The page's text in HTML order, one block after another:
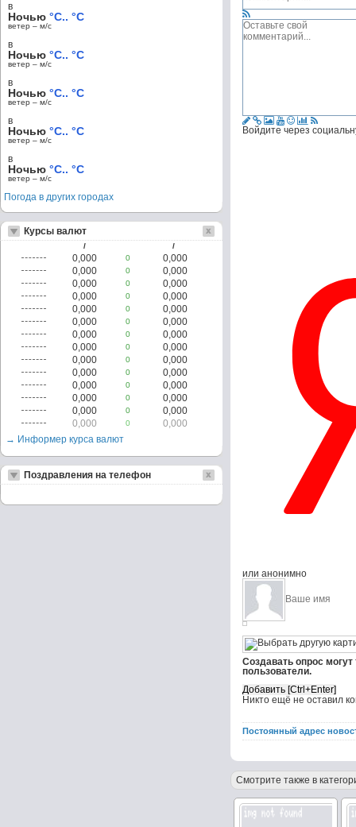
Войдите через
или анонимно
Создавать опрос
пользователи.
Никто ещё не оставил
Постоянный адрес
Смотрите также в
в
Ночью °C.. °C
ветер – м/c
в
Ночью °C.. °C
ветер – м/c
в
Ночью °C.. °C
ветер – м/c
в
Ночью °C.. °C
ветер – м/c
в
Ночью °C.. °C
ветер – м/c
Погода в других городах
Курсы валют
/ /
0,000 0
0,000
0,000
0
0,000
0,000
0
0,000
0,000
0
0,000
0,000
0
0,000
0,000
0
0,000
0,000
0
0,000
0,000
0
0,000
0,000
0
0,000
0,000
0
0,000
0,000
0
0,000
0,000
0
0,000
0,000
0
0,000
0,000
0
0,000
→ Информер курса валют
Поздравления на телефон